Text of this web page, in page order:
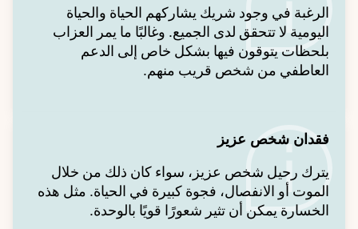
الرغبة في وجود شريك يشاركهم الحياة والحياة
اليومية لا تتحقق لدى الجميع. وغالبًا ما يمر العزاب
بلحظات يتوقون فيها بشكل خاص إلى الدعم
العاطفي من شخص قريب منهم.
فقدان شخص عزيز
يترك رحيل شخص عزيز، سواء كان ذلك من خلال
الموت أو الانفصال، فجوة كبيرة في الحياة. مثل هذه
الخسارة يمكن أن تثير شعورًا قويًا بالوحدة.